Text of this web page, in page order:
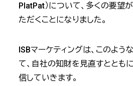
PlatPat）について、多くの要望
ただくことになりました。
ISBマーケティングは、このよう
て、自社の知財を見直すととも
信していきます。